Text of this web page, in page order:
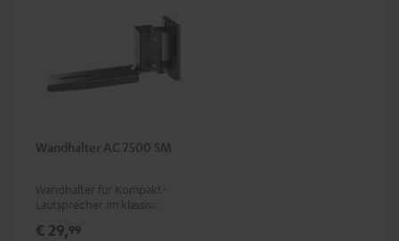
Wandhalter AC 7500 SM
Wandhalter für Kompakt-
Lautsprecher im klassischen
Dipole
€ 29,99